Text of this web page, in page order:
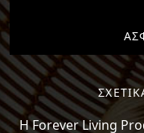
H Forever Living